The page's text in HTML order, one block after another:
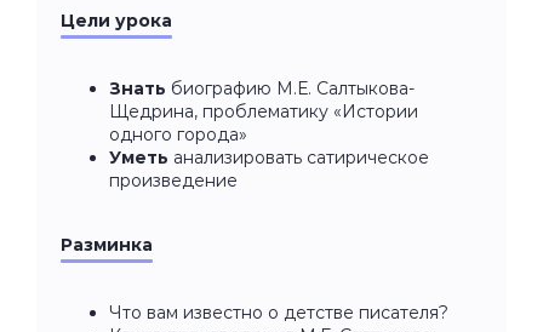
Цели урока
Знать биографию М.Е. Салтыкова-
Щедрина, проблематику «Истории
одного города»
Уметь анализировать сатирическое
произведение
Разминка
Что вам известно о детстве писателя?